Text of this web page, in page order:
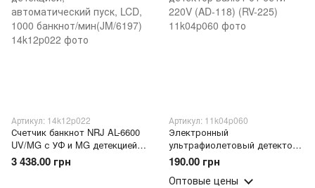
Артикул: 14k12p022
Счетчик банкнот NRJ AL-6600
UV/MG с УФ и MG детекцией,
автоматический пуск, LCD,
1000 банкнот/мин(JM/6197)
3 438.00 грн
Артикул: 11k04p060
Электронный
ультрафиолетовый детектор
валют от сети 220V (AD-118)
(RV-225)
190.00 грн
Оптовые цены